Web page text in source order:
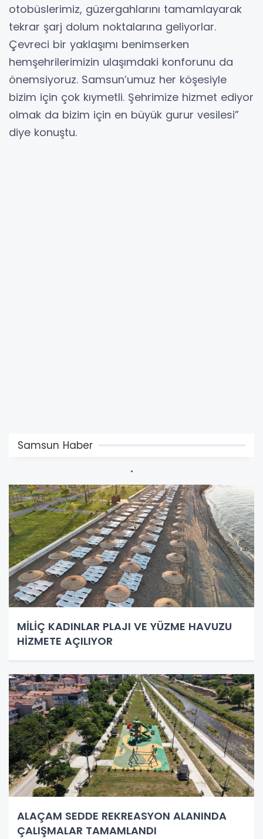
otobüslerimiz, güzergahlarını tamamlayarak
tekrar şarj dolum noktalarına geliyorlar.
Çevreci bir yaklaşımı benimserken
hemşehrilerimizin ulaşımdaki konforunu da
önemsiyoruz. Samsun’umuz her köşesiyle
bizim için çok kıymetli. Şehrimize hizmet ediyor
olmak da bizim için en büyük gurur vesilesi”
diye konuştu.
Samsun Haber
MİLİÇ KADINLAR PLAJI VE YÜZME HAVUZU
HİZMETE AÇILIYOR
ALAÇAM SEDDE REKREASYON ALANINDA
ÇALIŞMALAR TAMAMLANDI